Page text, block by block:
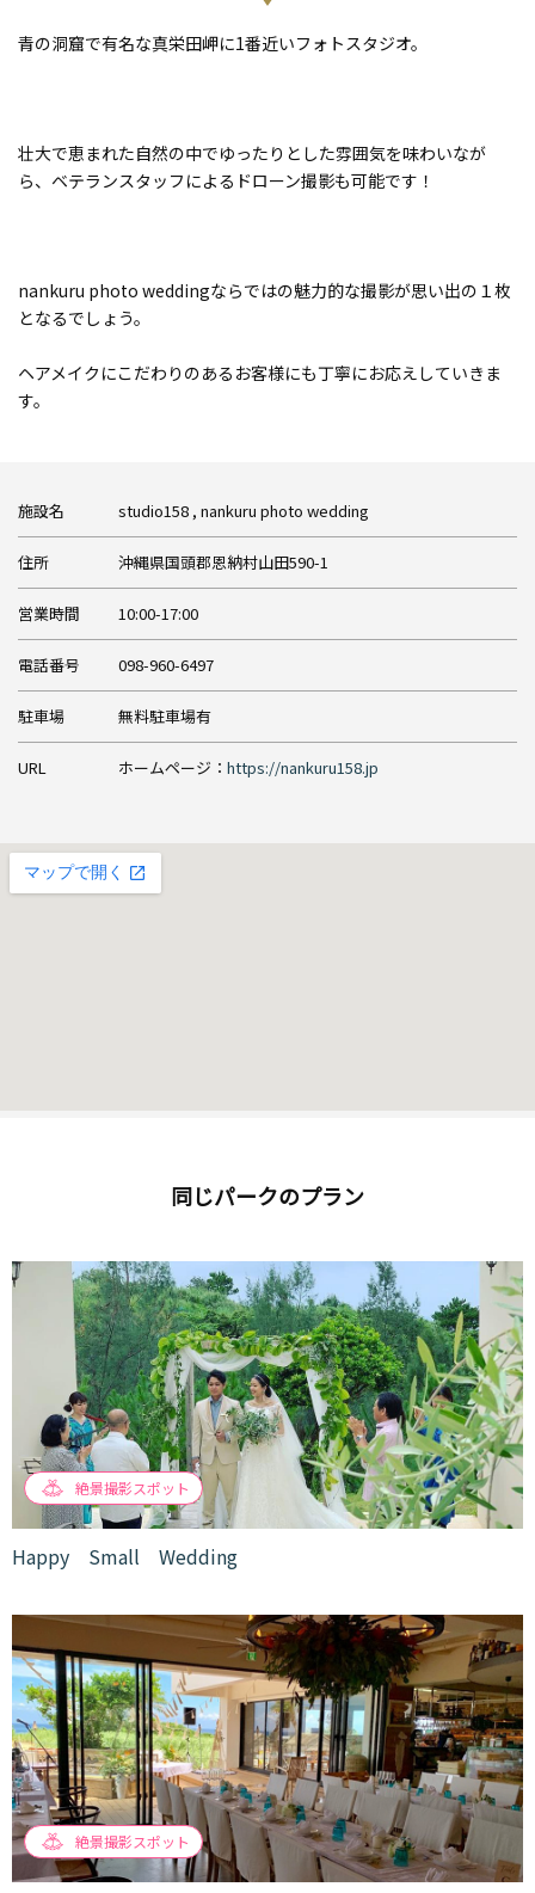
青の洞窟で有名な真栄田岬に1番近いフォトスタジオ。
壮大で恵まれた自然の中でゆったりとした雰囲気を味わいなが
ら、ベテランスタッフによるドローン撮影も可能です！
nankuru photo weddingならではの魅力的な撮影が思い出の１枚
となるでしょう。
ヘアメイクにこだわりのあるお客様にも丁寧にお応えしていきま
す。
施設名 studio158 , nankuru photo wedding
住所 沖縄県国頭郡恩納村山田590-1
営業時間 10:00-17:00
電話番号 098-960-6497
駐車場 無料駐車場有
URL ホームページ： https://nankuru158.jp
同じパークのプラン
絶景撮影スポット
Happy Small Wedding
絶景撮影スポット